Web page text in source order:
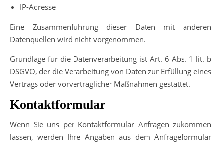
IP-Adresse
Eine Zusammenführung dieser Daten mit anderen
Datenquellen wird nicht vorgenommen.
Grundlage für die Datenverarbeitung ist Art. 6 Abs. 1 lit. b
DSGVO, der die Verarbeitung von Daten zur Erfüllung eines
Vertrags oder vorvertraglicher Maßnahmen gestattet.
Kontaktformular
Wenn Sie uns per Kontaktformular Anfragen zukommen
lassen, werden Ihre Angaben aus dem Anfrageformular